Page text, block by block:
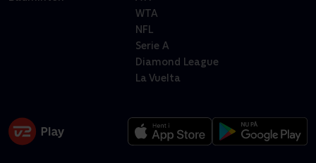
WTA
NFL
Serie A
Diamond League
La Vuelta